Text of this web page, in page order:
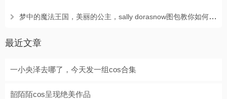
梦中的魔法王国，美丽的公主，sally dorasnow图包教你如何成为童话故事主人公
最近文章
一小央泽去哪了，今天发一组cos合集
韶陌陌cos呈现绝美作品